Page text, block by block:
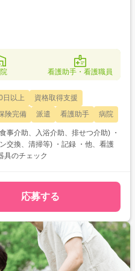
看護助手・看護職員
日以上
資格取得支援
険完備 派遣 看護助手 病院
事介助、入浴介助、排せつ介助) ・
交換、清掃等) ・記録 ・他、看護
具のチェック
応募する